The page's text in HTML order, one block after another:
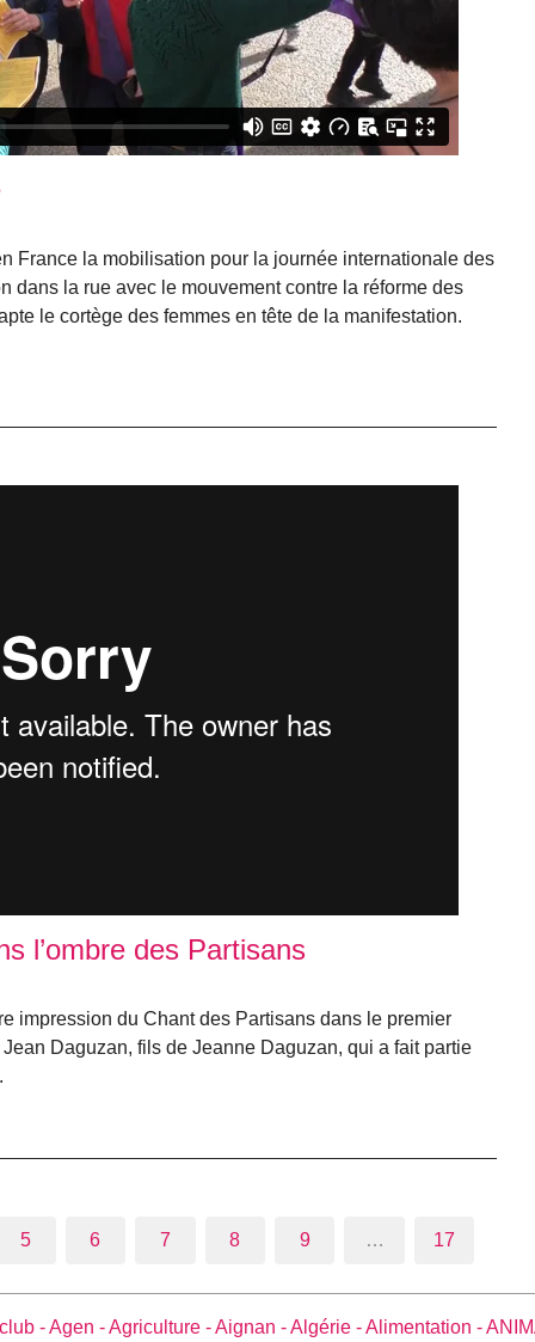
France la mobilisation pour la journée internationale des
dans la rue avec le mouvement contre la réforme des
le cortège des femmes en tête de la manifestation.
l’ombre des Partisans
impression du Chant des Partisans dans le premier
Daguzan, fils de Jeanne Daguzan, qui a fait partie
5 6 7 8 9 … 17
-Agen -Agriculture -Aignan -Algérie -Alimentation -